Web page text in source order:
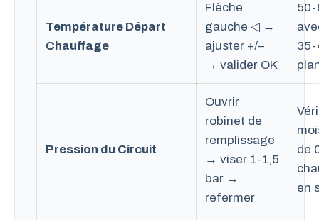
Température Départ
Chauffage
Flèche
gauche ◁ →
ajuster +/−
→ valider OK
50-
35-
Pression du Circuit
Ouvrir
robinet de
remplissage
→ viser 1-1,5
bar →
refermer
de
en